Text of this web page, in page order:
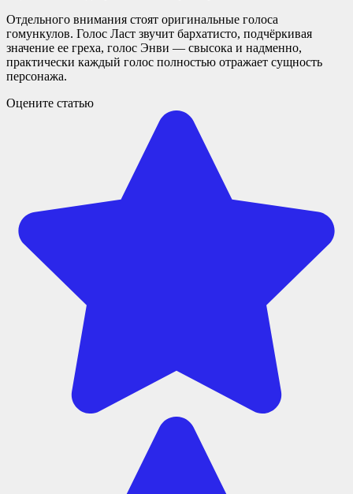
Отдельного внимания стоят оригинальные голоса
гомункулов. Голос Ласт звучит бархатисто, подчёркивая
значение ее греха, голос Энви — свысока и надменно,
практически каждый голос полностью отражает сущность
персонажа.
Оцените статью